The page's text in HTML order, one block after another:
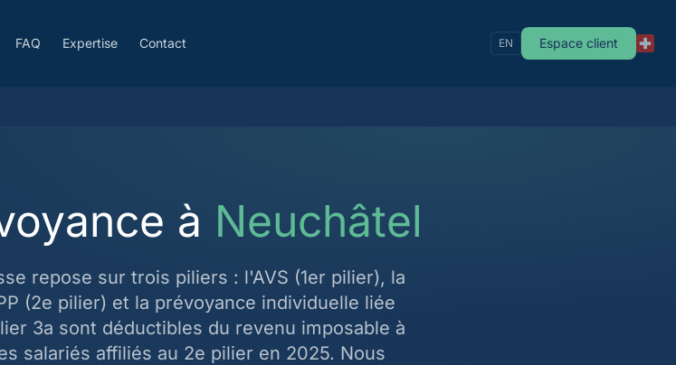
FAQ Expertise Contact EN Espace client
à Neuchâtel
repose sur trois piliers : l'AVS (1er pilier), la
(2e pilier) et la prévoyance individuelle liée
3a sont déductibles du revenu imposable à
salariés affiliés au 2e pilier en 2025. Nous